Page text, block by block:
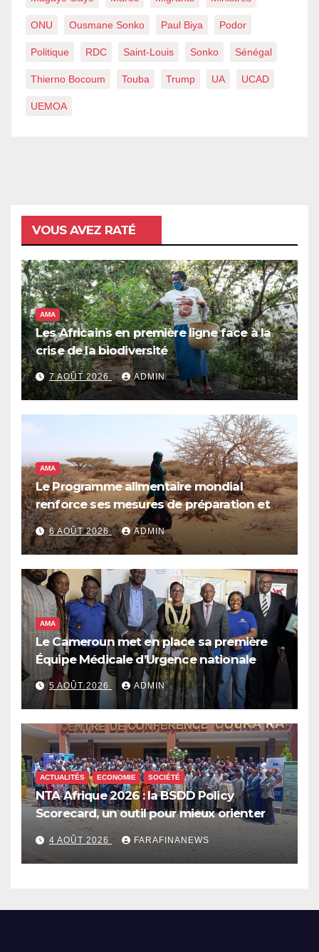
ONU Ousmane Sonko Paul Biya Podor
Politique RDC Saint-Louis Sonko Sénégal
Thierno Bocoum Touba Trump UA UCAD
UEMOA
VOUS AVEZ RATÉ
AMA
Les Africains en première ligne face à la
crise de la biodiversité
7 AOÛT 2026 ADMIN
AMA
Le Programme alimentaire mondial
renforce ses mesures de préparation et
de réponse face à la menace d’El Niño,
qui pourrait plonger des dizaines de
millions de personnes dans l’insécurité
alimentaire aiguë
6 AOÛT 2026 ADMIN
AMA
Le Cameroun met en place sa première
Équipe Médicale d’Urgence nationale
5 AOÛT 2026 ADMIN
ACTUALITÉS ECONOMIE SOCIÉTÉ
NTA Afrique 2026 : la BSDD Policy
Scorecard, un outil pour mieux orienter
les dépenses publiques
4 AOÛT 2026 FARAFINANEWS